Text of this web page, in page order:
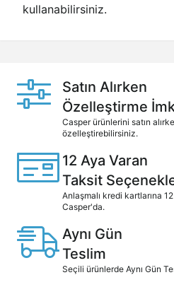
kullanabilirsiniz.
Satın Alırken
Özelleştirme
Casper ürünlerini satın
özelleştirebilirsiniz.
12 Aya Varan
Taksit
Anlaşmalı kredi kartlarına
Casper'da.
Aynı Gün
Teslim
Seçili ürünlerde Aynı Gün